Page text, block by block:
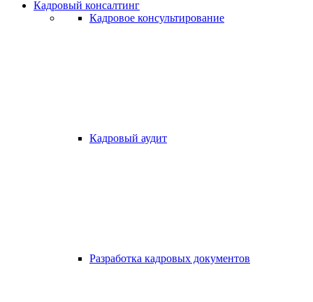
Кадровый консалтинг
Кадровое консультирование
Кадровый аудит
Разработка кадровых документов